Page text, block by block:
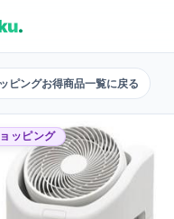
.
ピングお得商品一覧に戻る
ッピング